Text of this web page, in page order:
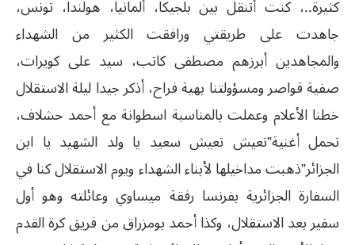
كثيرة..، كنت أتنقل بين بلجيكا، ألمانيا، هولندا، تونس،
جاهدت على طريقتي ورافقت الكثير من الشهداء
والمجاهدين أبرزهم مصطفى كاتب، سيد على كويرات،
صفية قواصر ومسؤولتنا بهية فراح، أذكر جيدا ليلة الاستقلال
خطنا الأعلام وعملت بالمناسبة اسطوانة مع أحمد حشلاف،
تحمل أغنية”تعيش تعيش سعيد يا ولد الشهيد يا ابن
الجزائر”ذهبت مداخيلها لأبناء الشهداء ويوم الاستقلال كنا في
السفارة الجزائرية بفرنسا رفقة ميساوي وعائلته وهو أول
سفير بعد الاستقلال، وكذا أحمد بومزراق من فريق كرة القدم